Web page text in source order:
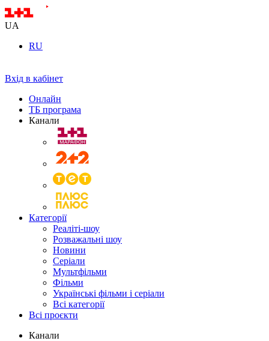
UA
RU
Вхід в кабінет
Онлайн
ТБ програма
Канали
Категорії
Реаліті-шоу
Розважальні шоу
Новини
Серіали
Мультфільми
Фільми
Українські фільми і серіали
Всі категорії
Всі проєкти
Канали